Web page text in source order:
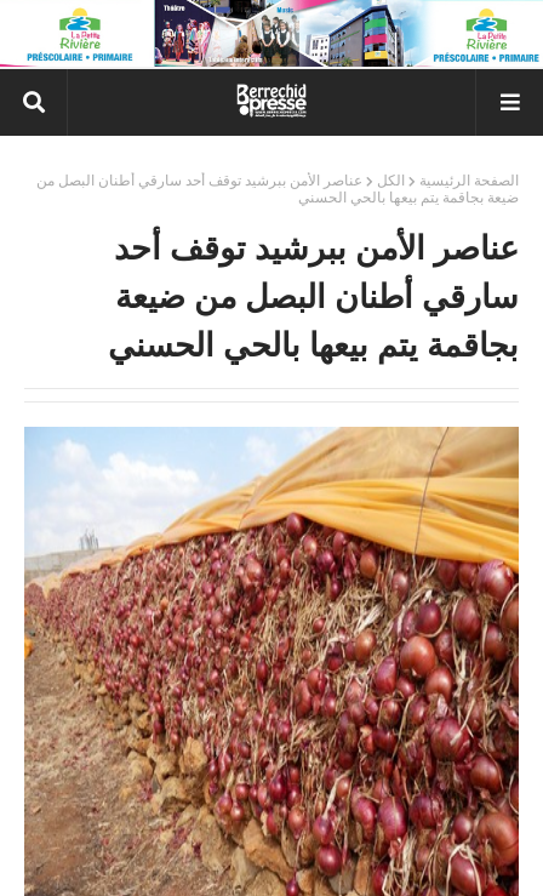
الصفحة الرئيسية الكل
عناصر الأمن ببرشيد توقف أحد سارقي أطنان البصل من
ضيعة بجاقمة يتم بيعها بالحي الحسني
عناصر الأمن ببرشيد توقف أحد
سارقي أطنان البصل من ضيعة
بجاقمة يتم بيعها بالحي الحسني